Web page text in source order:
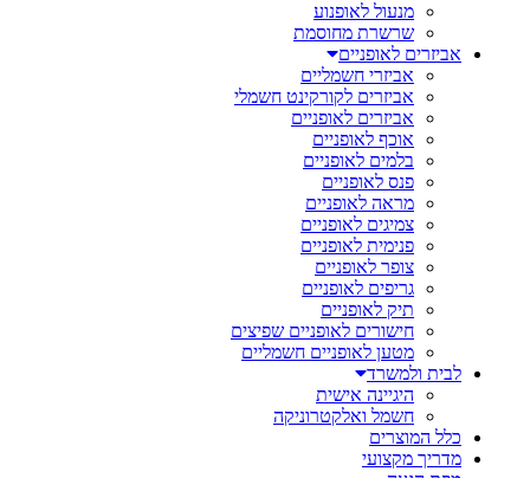
מנעול לאופנוע
שרשרת מחוסמת
אביזרים לאופניים
אביזרי חשמליים
אביזרים לקורקינט חשמלי
אביזרים לאופניים
אוכף לאופניים
בלמים לאופניים
פנס לאופניים
מראה לאופניים
צמיגים לאופניים
פנימית לאופניים
צופר לאופניים
גריפים לאופניים
תיק לאופניים
חישורים לאופניים שפיצים
מטען לאופניים חשמליים
לבית ולמשרד
היגיינה אישית
חשמל ואלקטרוניקה
כלל המוצרים
מדריך מקצועי